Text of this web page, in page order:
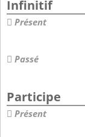
Infinitif
Présent
Passé
Participe
Présent